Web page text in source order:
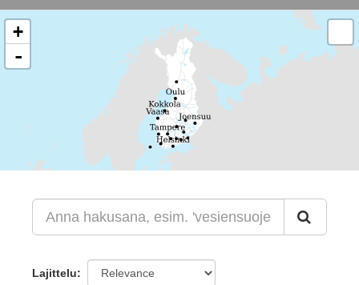
+
-
Lajittelu